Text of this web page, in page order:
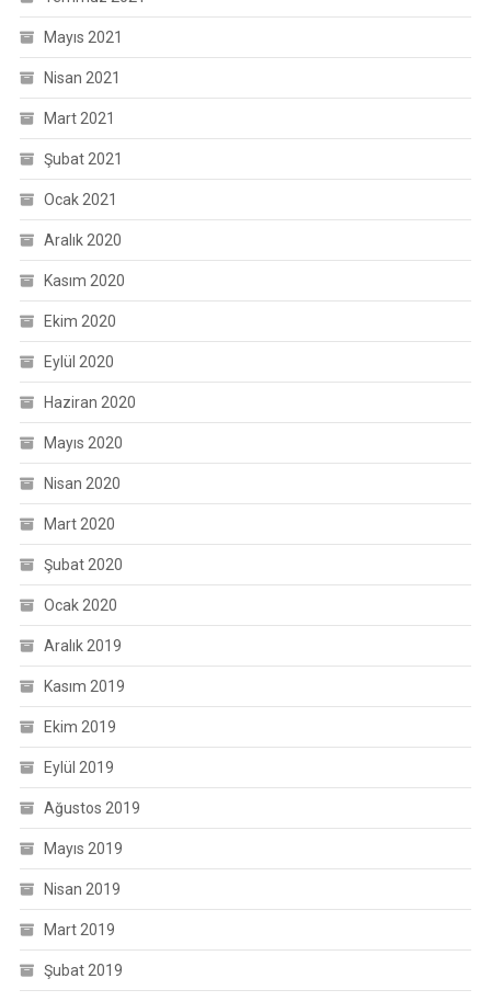
Mayıs 2021
Nisan 2021
Mart 2021
Şubat 2021
Ocak 2021
Aralık 2020
Kasım 2020
Ekim 2020
Eylül 2020
Haziran 2020
Mayıs 2020
Nisan 2020
Mart 2020
Şubat 2020
Ocak 2020
Aralık 2019
Kasım 2019
Ekim 2019
Eylül 2019
Ağustos 2019
Mayıs 2019
Nisan 2019
Mart 2019
Şubat 2019